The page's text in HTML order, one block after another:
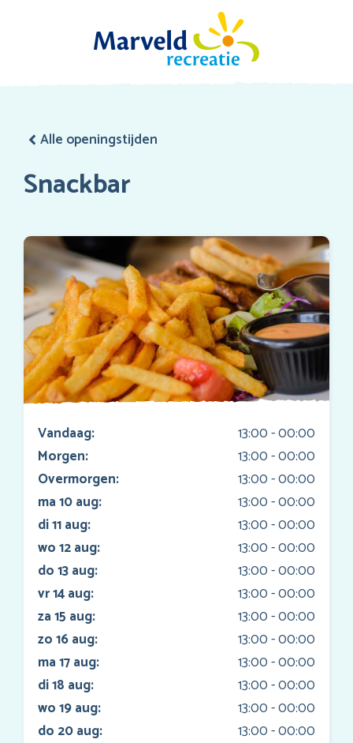
Alle openingstijden
Snackbar
Vandaag:
13:00 - 00:00
Morgen:
13:00 - 00:00
Overmorgen:
13:00 - 00:00
ma 10 aug:
13:00 - 00:00
di 11 aug:
13:00 - 00:00
wo 12 aug:
13:00 - 00:00
do 13 aug:
13:00 - 00:00
vr 14 aug:
13:00 - 00:00
za 15 aug:
13:00 - 00:00
zo 16 aug:
13:00 - 00:00
ma 17 aug:
13:00 - 00:00
di 18 aug:
13:00 - 00:00
wo 19 aug:
13:00 - 00:00
do 20 aug:
13:00 - 00:00